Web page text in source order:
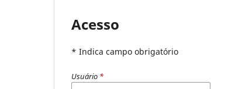
Acesso
* Indica campo obrigatório
Usuário *